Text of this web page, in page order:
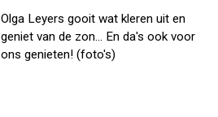
Olga Leyers gooit wat kleren uit en
geniet van de zon... En da's ook voor
ons genieten! (foto's)